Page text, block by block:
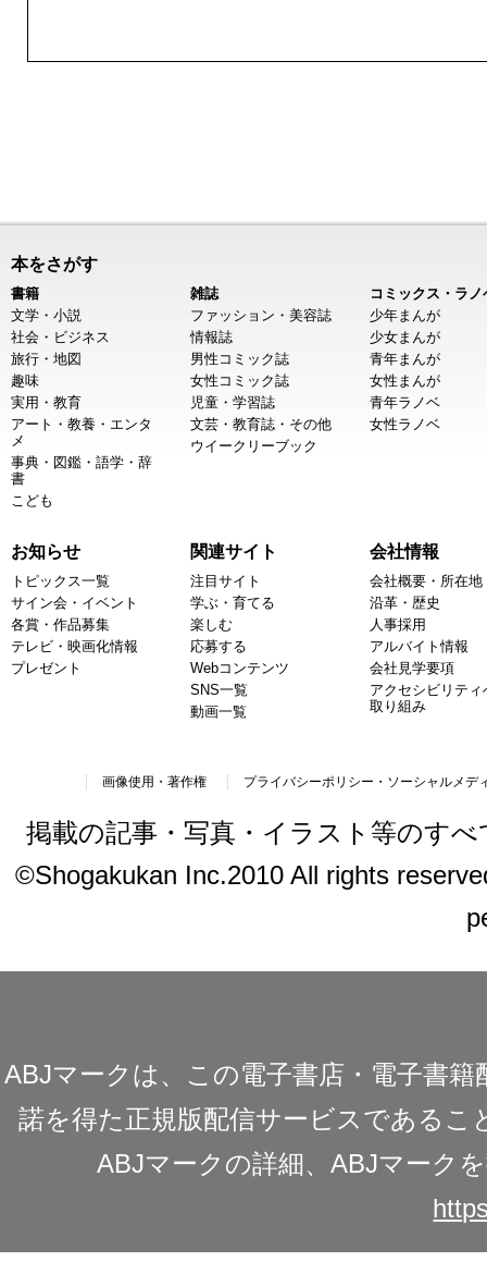
本をさがす
書籍
文学・小説
社会・ビジネス
旅行・地図
趣味
実用・教育
アート・教養・エンタ
メ
事典・図鑑・語学・辞
書
こども
雑誌
ファッション・美容誌
情報誌
男性コミック誌
女性コミック誌
児童・学習誌
文芸・教育誌・その他
ウイークリーブック
コミックス・ラノ
少年まんが
少女まんが
青年まんが
女性まんが
青年ラノベ
女性ラノベ
お知らせ
トピックス一覧
サイン会・イベント
各賞・作品募集
テレビ・映画化情報
プレゼント
関連サイト
注目サイト
学ぶ・育てる
楽しむ
応募する
Webコンテンツ
SNS一覧
動画一覧
会社情報
会社概要・所在地
沿革・歴史
人事採用
アルバイト情報
会社見学要項
アクセシビリティ
取り組み
画像使用・著作権 プライバシーポリシー・ソーシャルメデ
掲載の記事・写真・イラスト等のす
©Shogakukan Inc.2010 All rights
ABJマークは、この電子書店・電子書
諾を得た正規版配信サービスであるこ
ABJマークの詳細、ABJマーク